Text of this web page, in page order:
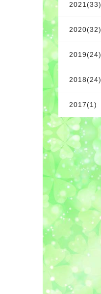
2021(33)
2020(32)
2019(24)
2018(24)
2017(1)